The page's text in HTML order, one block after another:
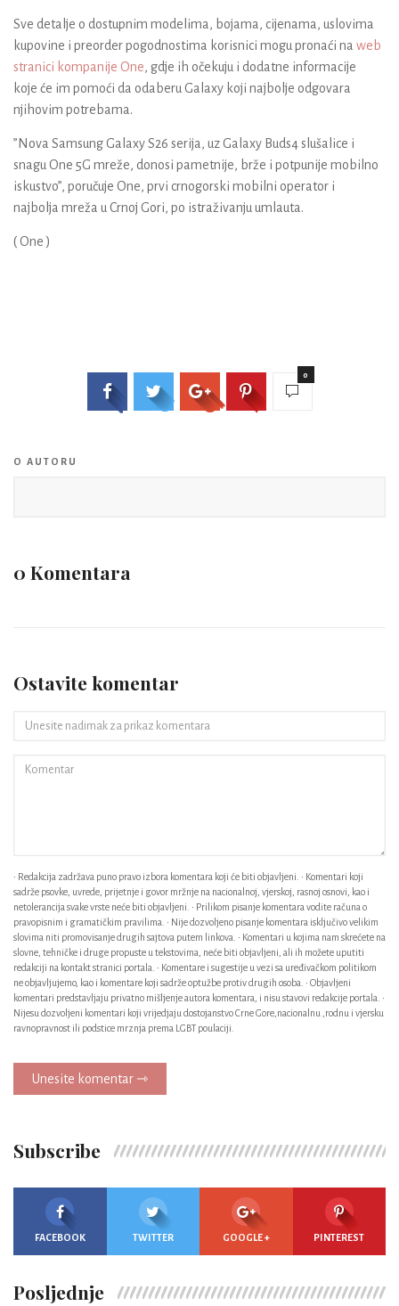
Sve detalje o dostupnim modelima, bojama, cijenama, uslovima
kupovine i preorder pogodnostima korisnici mogu pronaći na web
stranici kompanije One, gdje ih očekuju i dodatne informacije
koje će im pomoći da odaberu Galaxy koji najbolje odgovara
njihovim potrebama.
”Nova Samsung Galaxy S26 serija, uz Galaxy Buds4 slušalice i
snagu One 5G mreže, donosi pametnije, brže i potpunije mobilno
iskustvo”, poručuje One, prvi crnogorski mobilni operator i
najbolja mreža u Crnoj Gori, po istraživanju umlauta.
( One )
0
O AUTORU
0 Komentara
Ostavite komentar
• Redakcija zadržava puno pravo izbora komentara koji će biti objavljeni. • Komentari koji
sadrže psovke, uvrede, prijetnje i govor mržnje na nacionalnoj, vjerskoj, rasnoj osnovi, kao i
netolerancija svake vrste neće biti objavljeni. • Prilikom pisanje komentara vodite računa o
pravopisnim i gramatičkim pravilima. • Nije dozvoljeno pisanje komentara isključivo velikim
slovima niti promovisanje drugih sajtova putem linkova. • Komentari u kojima nam skrećete na
slovne, tehničke i druge propuste u tekstovima, neće biti objavljeni, ali ih možete uputiti
redakciji na kontakt stranici portala. • Komentare i sugestije u vezi sa uređivačkom politikom
ne objavljujemo, kao i komentare koji sadrže optužbe protiv drugih osoba. • Objavljeni
komentari predstavljaju privatno mišljenje autora komentara, i nisu stavovi redakcije portala. •
Nijesu dozvoljeni komentari koji vrijedjaju dostojanstvo Crne Gore,nacionalnu ,rodnu i vjersku
ravnopravnost ili podstice mrznja prema LGBT poulaciji.
Unesite komentar ⇾
Subscribe
FACEBOOK TWITTER GOOGLE + PINTEREST
Posljednje